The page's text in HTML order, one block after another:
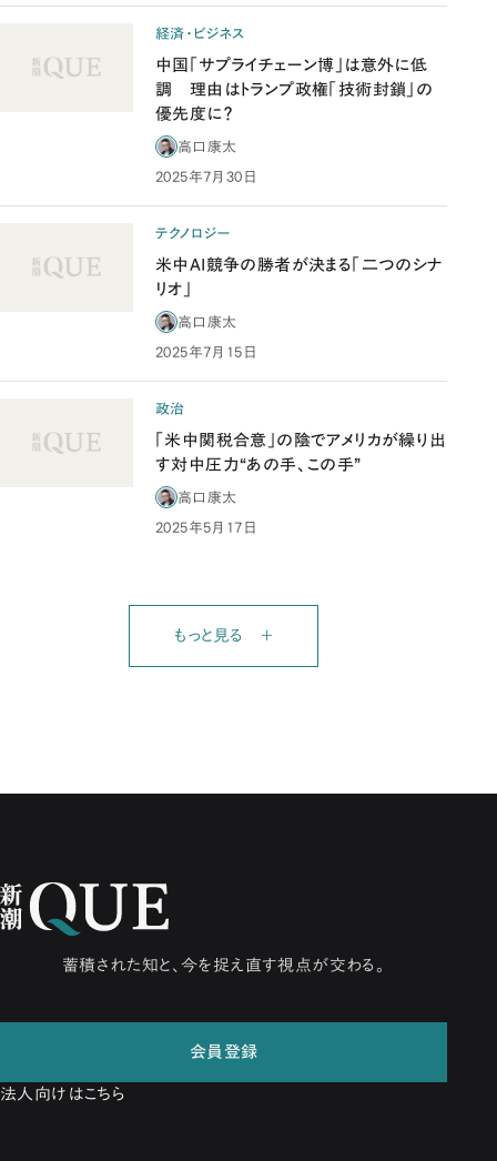
経済・ビジネス
中国「サプライチェーン博」は意外に低
調 理由はトランプ政権「技術封鎖」の
優先度に？
高口康太
2025年7月30日
テクノロジー
米中AI競争の勝者が決まる「二つのシナ
リオ」
高口康太
2025年7月15日
政治
「米中関税合意」の陰でアメリカが繰り出
す対中圧力“あの手、この手”
高口康太
2025年5月17日
もっと見る ＋
蓄積された知と、今を捉え直す視点が交わる。
会員登録
法人向けはこちら